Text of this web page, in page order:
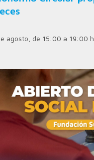
agosto, de 15:00 a 19:00